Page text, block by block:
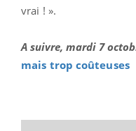
vrai ! ».
A suivre, mardi 7
mais trop coûteuses